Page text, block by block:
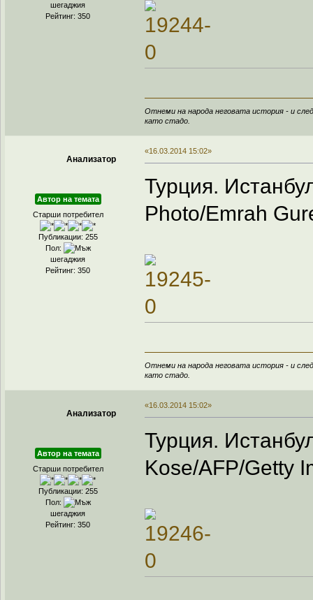
шегаджия
Рейтинг: 350
Отнеми на народа неговата история - и
като стадо.
Анализатор
Автор на темата
Старши потребител
Публикации: 255
Пол:
шегаджия
Рейтинг: 350
«16.03.2014 15:02»
Турция.
Photo/Emrah
Отнеми на народа неговата история - и
като стадо.
Анализатор
Автор на темата
Старши потребител
Публикации: 255
Пол:
шегаджия
Рейтинг: 350
«16.03.2014 15:02»
Турция.
Kose/AFP/Getty